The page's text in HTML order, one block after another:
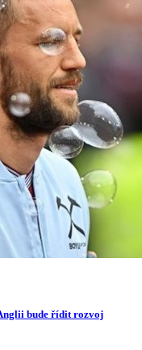
bude řídit rozvoj